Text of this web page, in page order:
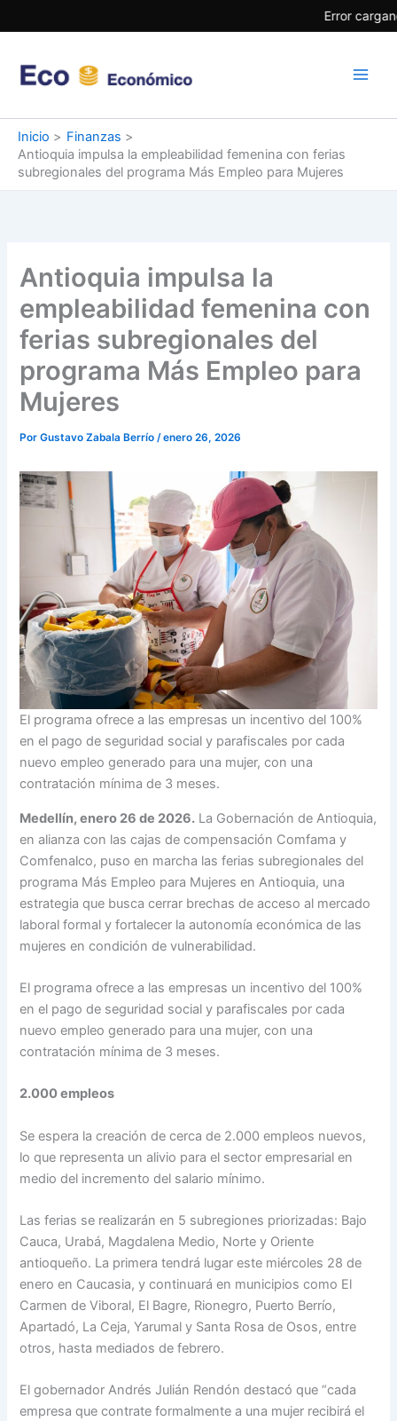
Error
al
Inicio
Finanzas
Antioquia impulsa la empleabilidad femenina con ferias
subregionales del programa Más Empleo para Mujeres
Antioquia impulsa la
empleabilidad femenina con
ferias subregionales del
programa Más Empleo para
Mujeres
PorGustavo Zabala Berrío /enero 26, 2026
El programa ofrece a las empresas un incentivo del 100%
en el pago de seguridad social y parafiscales por cada
nuevo empleo generado para una mujer, con una
contratación mínima de 3 meses.
Medellín, enero 26 de 2026. La Gobernación de Antioquia,
en alianza con las cajas de compensación Comfama y
Comfenalco, puso en marcha las ferias subregionales del
programa Más Empleo para Mujeres en Antioquia, una
estrategia que busca cerrar brechas de acceso al mercado
laboral formal y fortalecer la autonomía económica de las
mujeres en condición de vulnerabilidad.
El programa ofrece a las empresas un incentivo del 100%
en el pago de seguridad social y parafiscales por cada
nuevo empleo generado para una mujer, con una
contratación mínima de 3 meses.
2.000 empleos
Se espera la creación de cerca de 2.000 empleos nuevos,
lo que representa un alivio para el sector empresarial en
medio del incremento del salario mínimo.
Las ferias se realizarán en 5 subregiones priorizadas: Bajo
Cauca, Urabá, Magdalena Medio, Norte y Oriente
antioqueño. La primera tendrá lugar este miércoles 28 de
enero en Caucasia, y continuará en municipios como El
Carmen de Viboral, El Bagre, Rionegro, Puerto Berrío,
Apartadó, La Ceja, Yarumal y Santa Rosa de Osos, entre
otros, hasta mediados de febrero.
El gobernador Andrés Julián Rendón destacó que “cada
empresa que contrate formalmente a una mujer recibirá el